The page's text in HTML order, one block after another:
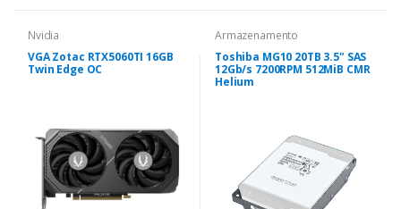
Nvidia
VGA Zotac RTX5060TI 16GB
Twin Edge OC
Armazenamento
Toshiba MG10 20TB 3.5" SAS
12Gb/s 7200RPM 512MiB CMR
Helium